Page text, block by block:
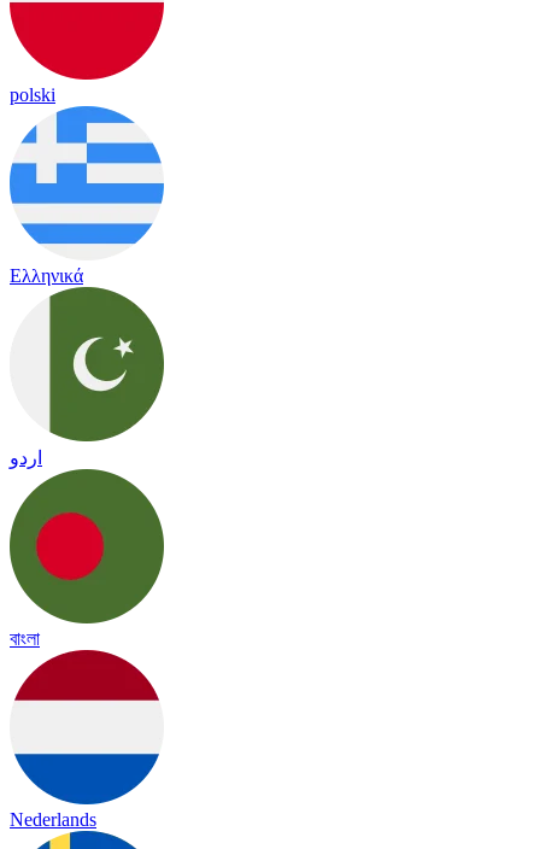
polski
Ελληνικά
اردو
বাংলা
Nederlands